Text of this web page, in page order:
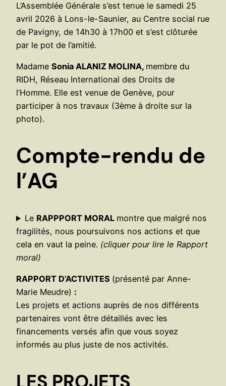
L’Assemblée Générale s’est tenue le samedi 25
avril 2026 à Lons-le-Saunier, au Centre social rue
de Pavigny, de 14h30 à 17h00 et s’est clôturée
par le pot de l’amitié.
Madame Sonia ALANIZ MOLINA, membre du
RIDH, Réseau International des Droits de
l’Homme. Elle est venue de Genève, pour
participer à nos travaux (3ème à droite sur la
photo).
Compte-rendu de
l’AG
Le RAPPPORT MORAL montre que malgré nos
fragilités, nous poursuivons nos actions et que
cela en vaut la peine. (cliquer pour lire le Rapport
moral)
RAPPORT D’ACTIVITES (présenté par Anne-
Marie Meudre) :
Les projets et actions auprès de nos différents
partenaires vont être détaillés avec les
financements versés afin que vous soyez
informés au plus juste de nos activités.